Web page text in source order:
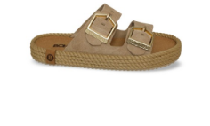
36 37 38 39 41